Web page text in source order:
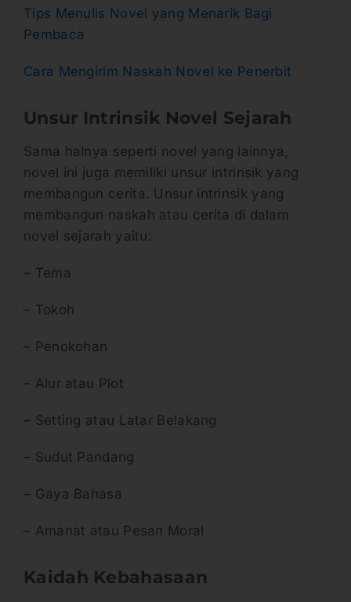
Tips Menulis Novel yang Menarik Bagi
Pembaca
Cara Mengirim Naskah Novel ke Penerbit
Unsur Intrinsik Novel Sejarah
Sama halnya seperti novel yang lainnya,
novel ini juga memiliki unsur intrinsik yang
membangun cerita. Unsur intrinsik yang
membangun naskah atau cerita di dalam
novel sejarah yaitu:
– Tema
– Tokoh
– Penokohan
– Alur atau Plot
– Setting atau Latar Belakang
– Sudut Pandang
– Gaya Bahasa
– Amanat atau Pesan Moral
Kaidah Kebahasaan